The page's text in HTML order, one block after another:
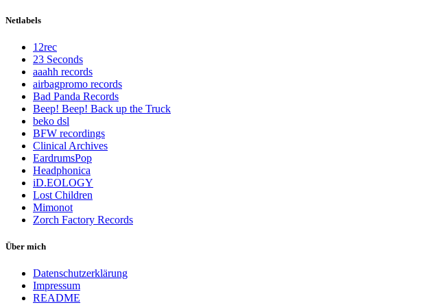
Netlabels
12rec
23 Seconds
aaahh records
airbagpromo records
Bad Panda Records
Beep! Beep! Back up the Truck
beko dsl
BFW recordings
Clinical Archives
EardrumsPop
Headphonica
iD.EOLOGY
Lost Children
Mimonot
Zorch Factory Records
Über mich
Datenschutzerklärung
Impressum
README